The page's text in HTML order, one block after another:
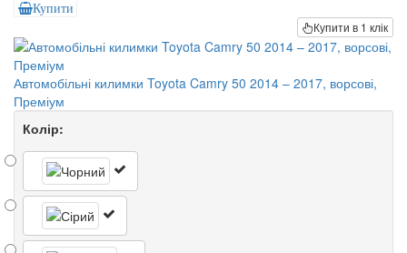
Купити
Купити в 1 клік
Автомобільні килимки Toyota Camry 50 2014 – 2017, ворсові,
Преміум
Колір: